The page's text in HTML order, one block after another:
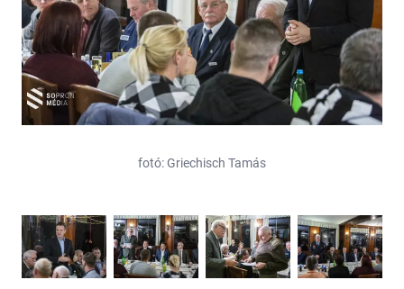
fotó: Griechisch Tamás